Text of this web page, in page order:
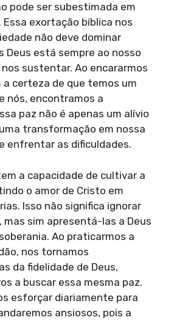
pode ser subestimada em
exortação bíblica nos
não deve dominar
Deus está sempre ao nosso
sustentar. Ao encararmos
a certeza de que temos um
nós, encontramos a
paz não é apenas um alívio
transformação em nossa
enfrentar as dificuldades.
a capacidade de cultivar a
o amor de Cristo em
Isso não significa ignorar
mas sim apresentá-las a Deus
Ao praticarmos a
nos tornamos
da fidelidade de Deus,
a buscar essa mesma paz.
esforçar diariamente para
ansiosos, pois a